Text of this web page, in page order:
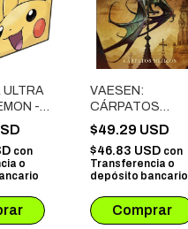
ULTRA
-
con
o
VAESEN:
CÁRPATOS
MÍTICOS
$49.29 USD
$46.83 USD con
Transferencia o
depósito bancario